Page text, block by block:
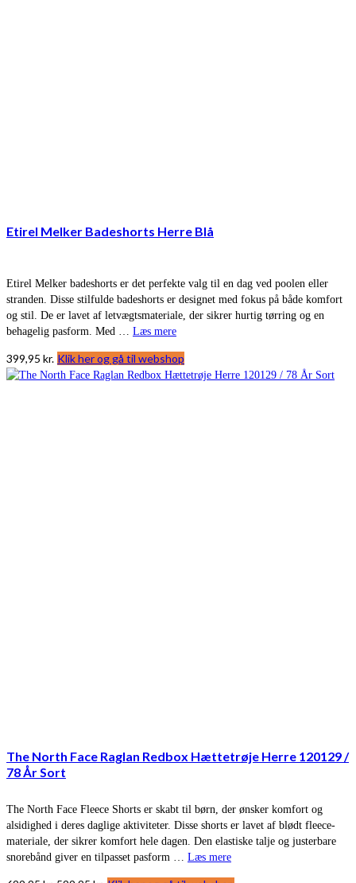
Etirel Melker Badeshorts Herre Blå
Etirel Melker badeshorts er det perfekte valg til en dag ved poolen eller
stranden. Disse stilfulde badeshorts er designet med fokus på både komfort
og stil. De er lavet af letvægtsmateriale, der sikrer hurtig tørring og en
behagelig pasform. Med … Læs mere
399,95 kr. Klik her og gå til webshop
The North Face Raglan Redbox Hættetrøje Herre 120129 /
78 År Sort
The North Face Fleece Shorts er skabt til børn, der ønsker komfort og
alsidighed i deres daglige aktiviteter. Disse shorts er lavet af blødt fleece-
materiale, der sikrer komfort hele dagen. Den elastiske talje og justerbare
snorebånd giver en tilpasset pasform … Læs mere